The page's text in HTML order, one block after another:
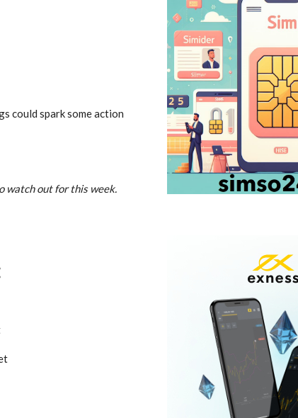
could spark some action
watch out for this week.